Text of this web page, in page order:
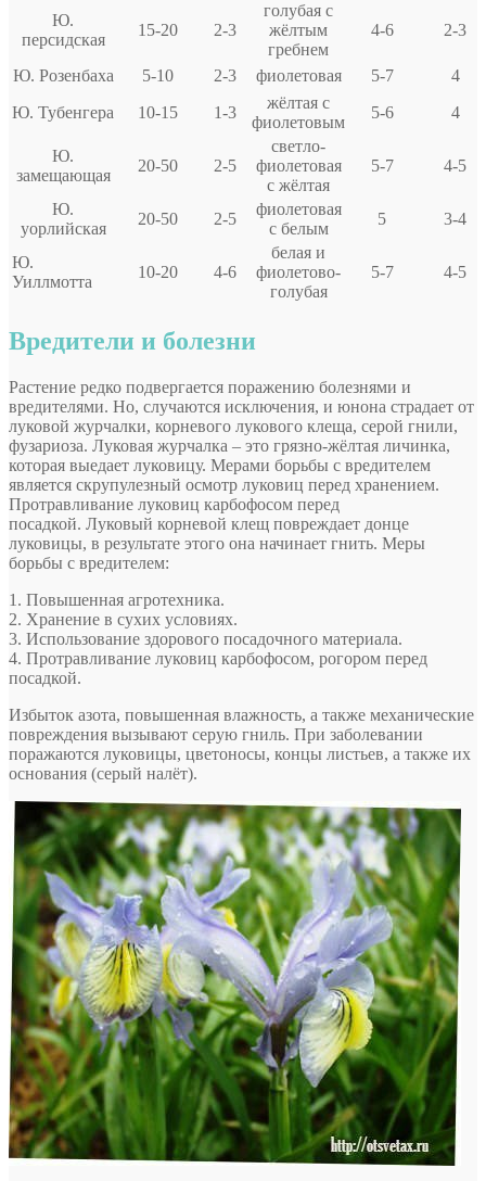
Ю.
персидская
15-20 2-3
голубая с
жёлтым
гребнем
4-6 2-3
Ю. Розенбаха 5-10 2-3 фиолетовая 5-7
4
Ю. Тубенгера
10-15 1-3
жёлтая с
фиолетовым
5-6 4
Ю.
замещающая
20-50 2-5
светло-
фиолетовая
с жёлтая
5-7 4-5
Ю.
уорлийская
20-50 2-5
фиолетовая
с белым
5 3-4
Ю.
Уиллмотта
10-20 4-6
белая и
фиолетово-
голубая
5-7 4-5
Вредители и болезни
Растение редко подвергается поражению болезнями и
вредителями. Но, случаются исключения, и юнона страдает от
луковой журчалки, корневого лукового клеща, серой гнили,
фузариоза. Луковая журчалка – это грязно-жёлтая личинка,
которая выедает луковицу. Мерами борьбы с вредителем
является скрупулезный осмотр луковиц перед хранением.
Протравливание луковиц карбофосом перед
посадкой. Луковый корневой клещ повреждает донце
луковицы, в результате этого она начинает гнить. Меры
борьбы с вредителем:
1. Повышенная агротехника.
2. Хранение в сухих условиях.
3. Использование здорового посадочного материала.
4. Протравливание луковиц карбофосом, рогором перед
посадкой.
Избыток азота, повышенная влажность, а также механические
повреждения вызывают серую гниль. При заболевании
поражаются луковицы, цветоносы, концы листьев, а также их
основания (серый налёт).